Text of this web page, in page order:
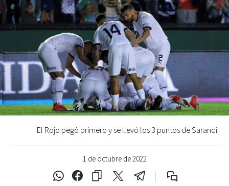
1 de octubre de 2022
El Rojo pegó primero y se llevó los 3 puntos de Sarandí.